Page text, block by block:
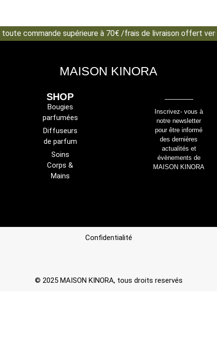
commande supérieure à 70€ /frais de livraison offert vers
MAISON KINORA
SHOP
Bougies
parfumées
Diffuseurs
de parfum
Soins
Corps &
Mains
Inscrivez- vous à
notre newsletter
pour être informé
des dernières
actualités et
évènements de
MAISON KINORA
Confidentialité
© 2025 MAISON KINORA, tous droits reservés